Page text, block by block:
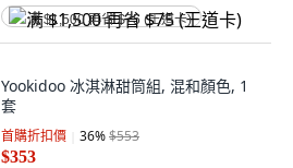
满 $1,500 再省 $75 (王道卡)
Yookidoo 冰淇淋甜筒組, 混和顏色, 1
套
首購折扣價 36%$553
$353